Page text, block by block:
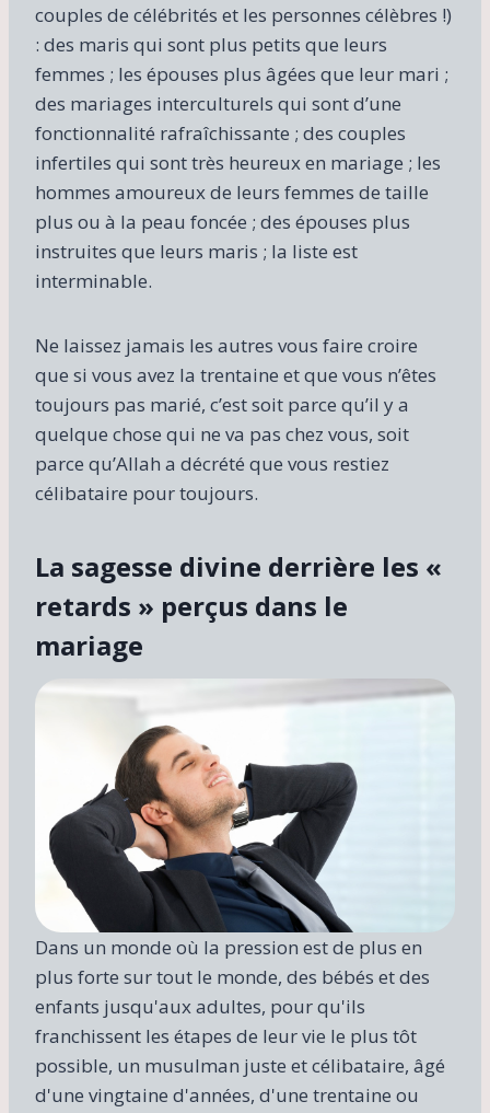
couples de célébrités et les personnes célèbres !)
: des maris qui sont plus petits que leurs
femmes ; les épouses plus âgées que leur mari ;
des mariages interculturels qui sont d’une
fonctionnalité rafraîchissante ; des couples
infertiles qui sont très heureux en mariage ; les
hommes amoureux de leurs femmes de taille
plus ou à la peau foncée ; des épouses plus
instruites que leurs maris ; la liste est
interminable.
Ne laissez jamais les autres vous faire croire
que si vous avez la trentaine et que vous n’êtes
toujours pas marié, c’est soit parce qu’il y a
quelque chose qui ne va pas chez vous, soit
parce qu’Allah a décrété que vous restiez
célibataire pour toujours.
La sagesse divine derrière les «
retards » perçus dans le
mariage
Dans un monde où la pression est de plus en
plus forte sur tout le monde, des bébés et des
enfants jusqu'aux adultes, pour qu'ils
franchissent les étapes de leur vie le plus tôt
possible, un musulman juste et célibataire, âgé
d'une vingtaine d'années, d'une trentaine ou